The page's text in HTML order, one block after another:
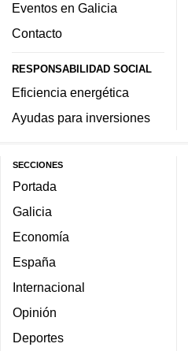
Eventos en Galicia
Contacto
RESPONSABILIDAD SOCIAL
Eficiencia energética
Ayudas para inversiones
SECCIONES
Portada
Galicia
Economía
España
Internacional
Opinión
Deportes